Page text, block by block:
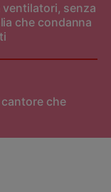
senza
che condanna
che